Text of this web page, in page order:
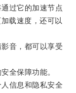
过它的加速节点
载速度，还可以
音，都可以享受
全保障功能。
信息和隐私安全